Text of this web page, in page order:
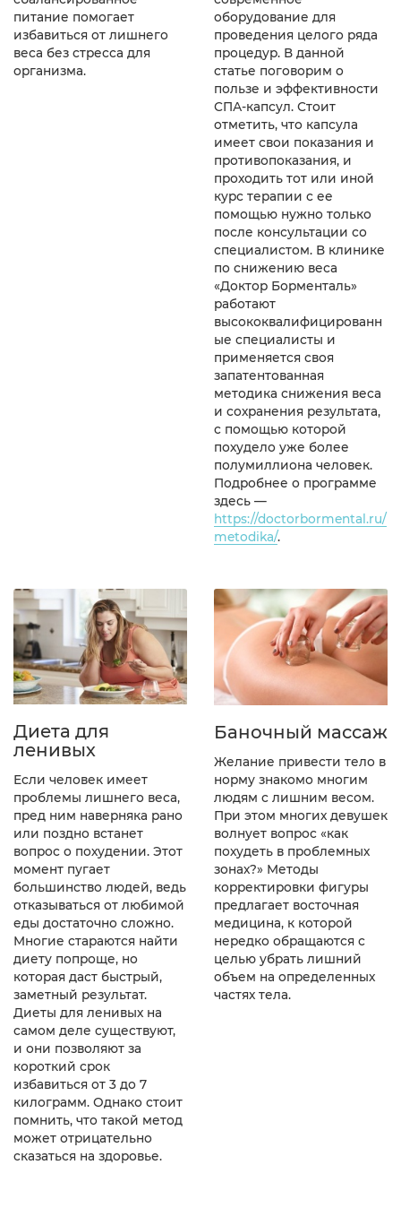
питание помогает
избавиться от лишнего
веса без стресса для
организма.
оборудование для
проведения целого ряда
процедур. В данной
статье поговорим о
пользе и эффективности
СПА-капсул. Стоит
отметить, что капсула
имеет свои показания и
противопоказания, и
проходить тот или иной
курс терапии с ее
помощью нужно только
после консультации со
специалистом. В клинике
по снижению веса
«Доктор Борменталь»
работают
высококвалифицированн
ые специалисты и
применяется своя
запатентованная
методика снижения веса
и сохранения результата,
с помощью которой
похудело уже более
полумиллиона человек.
Подробнее о программе
здесь —
https://doctorbormental.ru/
metodika/.
Диета для
ленивых
Если человек имеет
проблемы лишнего веса,
пред ним наверняка рано
или поздно встанет
вопрос о похудении. Этот
момент пугает
большинство людей, ведь
отказываться от любимой
еды достаточно сложно.
Многие стараются найти
диету попроще, но
которая даст быстрый,
заметный результат.
Диеты для ленивых на
самом деле существуют,
и они позволяют за
короткий срок
избавиться от 3 до 7
килограмм. Однако стоит
помнить, что такой метод
может отрицательно
сказаться на здоровье.
Баночный массаж
Желание привести тело в
норму знакомо многим
людям с лишним весом.
При этом многих девушек
волнует вопрос «как
похудеть в проблемных
зонах?» Методы
корректировки фигуры
предлагает восточная
медицина, к которой
нередко обращаются с
целью убрать лишний
объем на определенных
частях тела.